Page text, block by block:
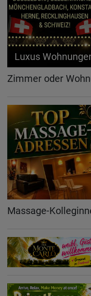
Luxus
Zimmer oder
Massage-